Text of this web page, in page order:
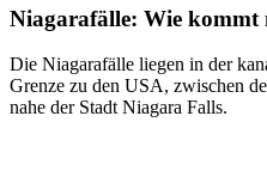
Niagarafälle: Wie kommt
Die Niagarafälle liegen in der
Grenze zu den USA, zwischen
nahe der Stadt Niagara Falls.